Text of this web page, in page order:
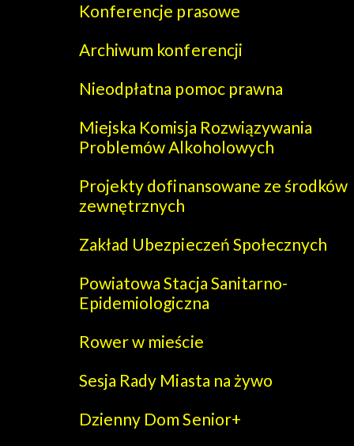
Konferencje prasowe
Archiwum konferencji
Nieodpłatna pomoc prawna
Miejska Komisja Rozwiązywania
Problemów Alkoholowych
Projekty dofinansowane ze środków
zewnętrznych
Zakład Ubezpieczeń Społecznych
Powiatowa Stacja Sanitarno-
Epidemiologiczna
Rower w mieście
Sesja Rady Miasta na żywo
Dzienny Dom Senior+